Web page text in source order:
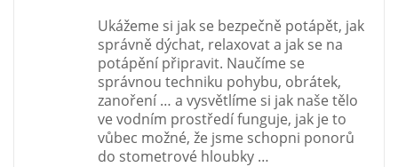
Ukážeme si jak se bezpečně potápět, jak
správně dýchat, relaxovat a jak se na
potápění připravit. Naučíme se
správnou techniku pohybu, obrátek,
zanoření … a vysvětlíme si jak naše tělo
ve vodním prostředí funguje, jak je to
vůbec možné, že jsme schopni ponorů
do stometrové hloubky …